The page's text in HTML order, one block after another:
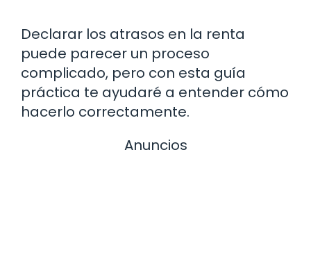
Declarar los atrasos en la renta
puede parecer un proceso
complicado, pero con esta guía
práctica te ayudaré a entender cómo
hacerlo correctamente.
Anuncios